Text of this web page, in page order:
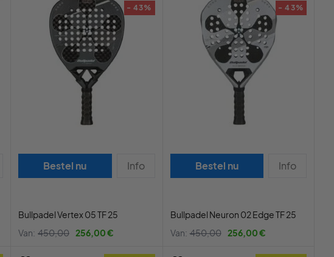
- 43%
Bestel nu Info
Bullpadel Vertex 05 TF 25
Van: 450,00 256,00 €
- 43%
Bestel nu Info
Bullpadel Neuron 02 Edge TF 25
Van: 450,00 256,00 €